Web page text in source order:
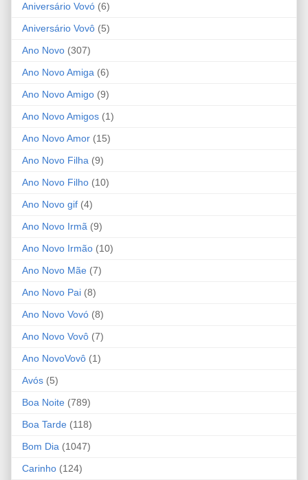
Aniversário Vovó (6)
Aniversário Vovô (5)
Ano Novo (307)
Ano Novo Amiga (6)
Ano Novo Amigo (9)
Ano Novo Amigos (1)
Ano Novo Amor (15)
Ano Novo Filha (9)
Ano Novo Filho (10)
Ano Novo gif (4)
Ano Novo Irmã (9)
Ano Novo Irmão (10)
Ano Novo Mãe (7)
Ano Novo Pai (8)
Ano Novo Vovó (8)
Ano Novo Vovô (7)
Ano NovoVovô (1)
Avós (5)
Boa Noite (789)
Boa Tarde (118)
Bom Dia (1047)
Carinho (124)